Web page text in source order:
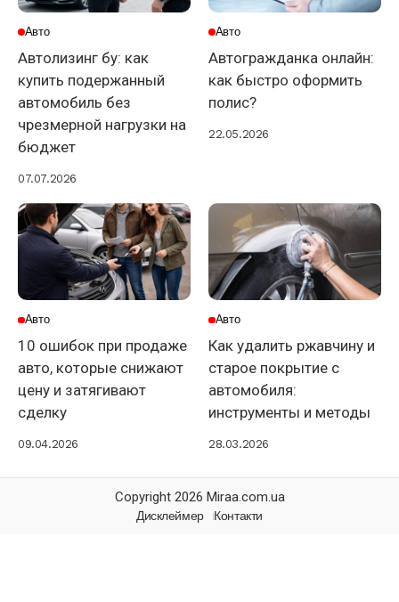
Авто
Автолизинг бу: как
купить подержанный
автомобиль без
чрезмерной нагрузки на
бюджет
07.07.2026
Авто
Автогражданка онлайн:
как быстро оформить
полис?
22.05.2026
Авто
10 ошибок при продаже
авто, которые снижают
цену и затягивают
сделку
09.04.2026
Авто
Как удалить ржавчину и
старое покрытие с
автомобиля:
инструменты и методы
28.03.2026
Copyright 2026 Miraa.com.ua
Дисклеймер Контакти